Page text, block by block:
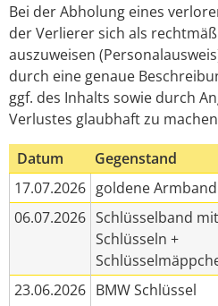
Bei der Abholung eines
der Verlierer sich als
auszuweisen
durch eine genaue
ggf. des Inhalts sowie durch
Verlustes glaubhaft zu
Datum
Gegenstand
17.07.2026 goldene
06.07.2026 Schlüsselband
Schlüsseln +
23.06.2026 BMW Schlüssel